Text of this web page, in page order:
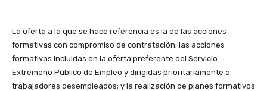
La oferta a la que se hace referencia es la de las acciones
formativas con compromiso de contratación; las acciones
formativas incluidas en la oferta preferente del Servicio
Extremeño Público de Empleo y dirigidas prioritariamente a
trabajadores desempleados; y la realización de planes formativos